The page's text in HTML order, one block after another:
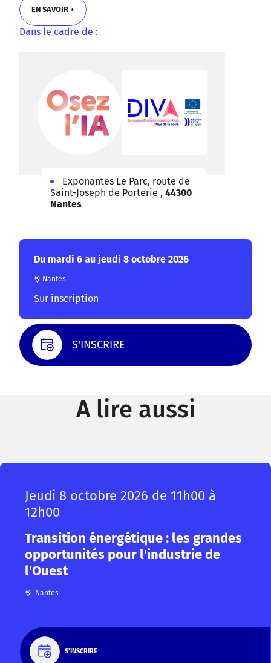
EN SAVOIR +
Dans le cadre de :
Exponantes Le Parc, route de
Saint-Joseph de Porterie ,44300
Nantes
Du mardi 6 au jeudi 8 octobre 2026
Nantes
Sur inscription
S'INSCRIRE
A lire aussi
Jeudi 8 octobre 2026 de 11h00 à
12h00
Transition énergétique : les grandes
opportunités pour l'industrie de
l'Ouest
Nantes
S'INSCRIRE